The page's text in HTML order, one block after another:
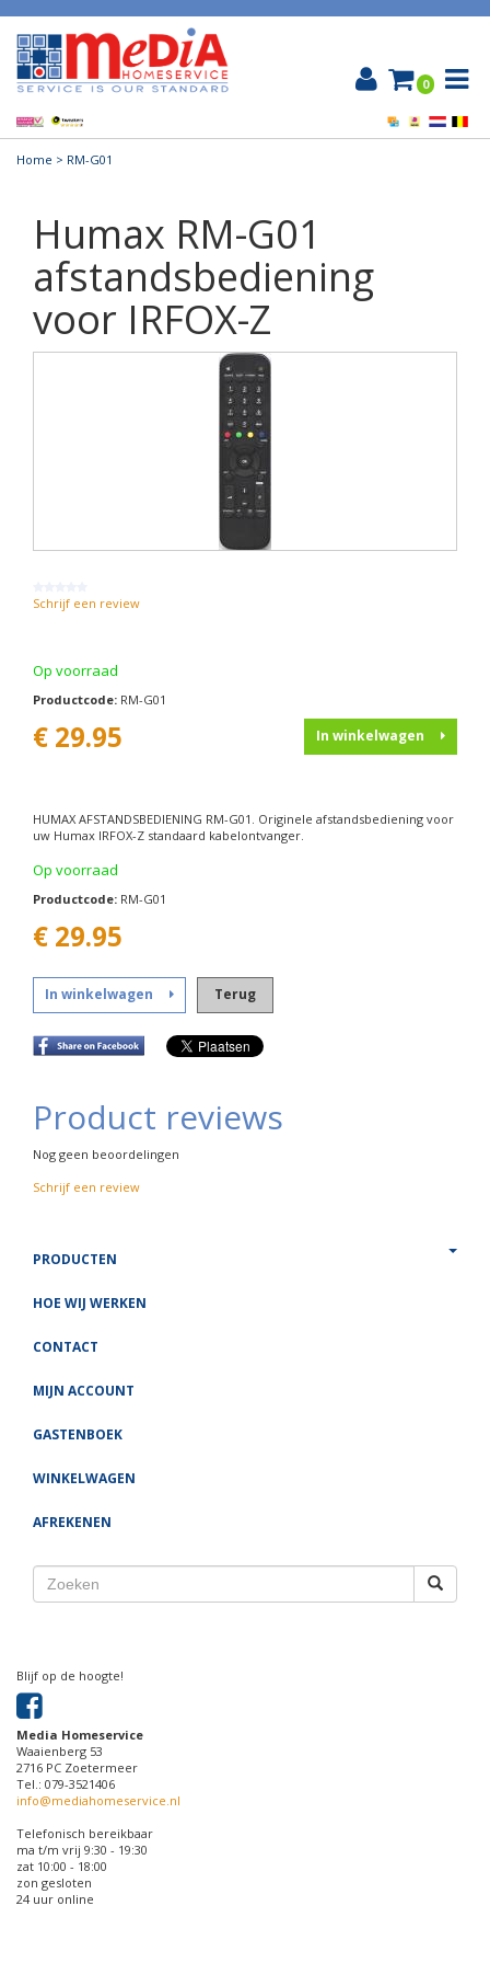
0
Home > RM-G01
Humax RM-G01
afstandsbediening
voor IRFOX-Z
Schrijf een review
Op voorraad
Productcode: RM-G01
€ 29.95 In winkelwagen
HUMAX AFSTANDSBEDIENING RM-G01. Originele afstandsbediening voor
uw Humax IRFOX-Z standaard kabelontvanger.
Op voorraad
Productcode: RM-G01
€ 29.95
In winkelwagen Terug
Product reviews
Nog geen beoordelingen
Schrijf een review
PRODUCTEN
HOE WIJ WERKEN
CONTACT
MIJN ACCOUNT
GASTENBOEK
WINKELWAGEN
AFREKENEN
Blijf op de hoogte!
Media Homeservice
Waaienberg 53
2716 PC Zoetermeer
Tel.: 079-3521406
info@mediahomeservice.nl
Telefonisch bereikbaar
ma t/m vrij 9:30 - 19:30
zat 10:00 - 18:00
zon gesloten
24 uur online